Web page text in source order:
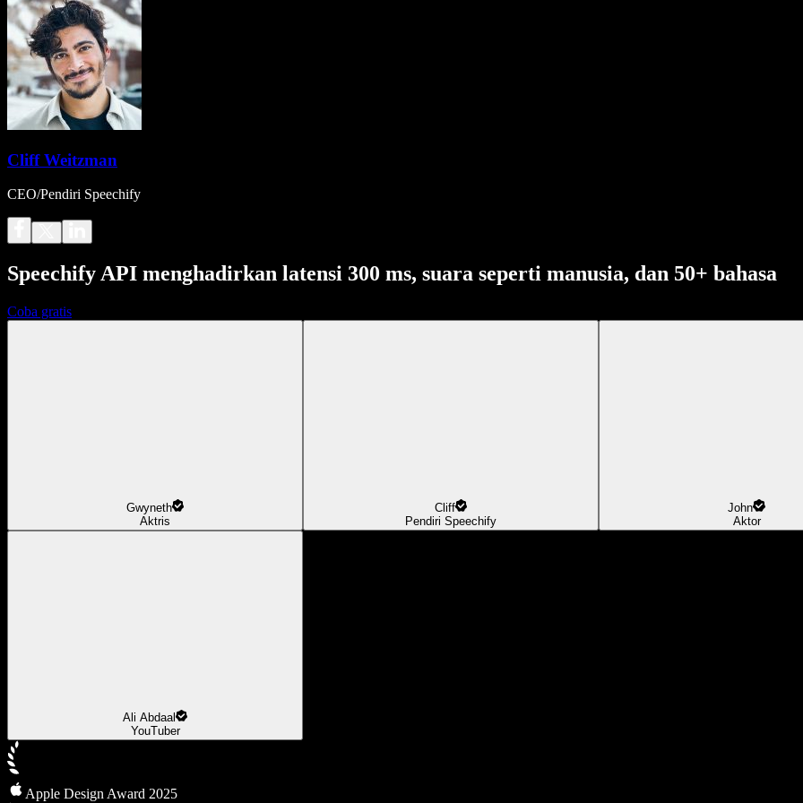
Cliff Weitzman
CEO/Pendiri Speechify
Speechify API menghadirkan latensi 300 ms, suara seperti manusia, dan 50+ bahasa
Coba gratis
Gwyneth
Aktris
Cliff
Pendiri Speechify
John
Aktor
Ali Abdaal
YouTuber
Apple Design Award 2025